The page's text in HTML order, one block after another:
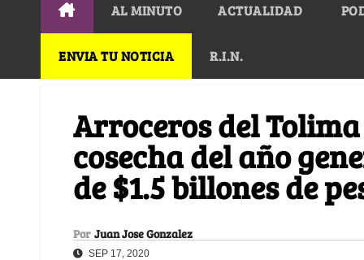
AL MINUTO ACTUALIDAD
ENVIA TU NOTICIA R.I.N.
Arroceros del
cosecha del año
de $1.5 billones de
Por Juan Jose Gonzalez
SEP 17, 2020